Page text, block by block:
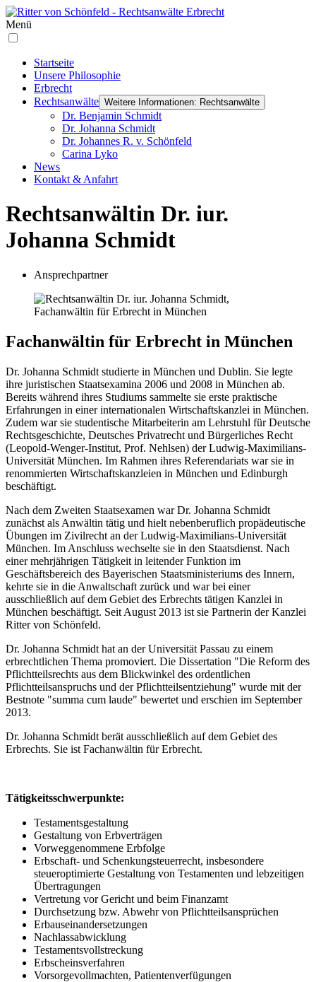
Menü
Startseite
Unsere Philosophie
Erbrecht
Rechtsanwälte Weitere Informationen: Rechtsanwälte
Dr. Benjamin Schmidt
Dr. Johanna Schmidt
Dr. Johannes R. v. Schönfeld
Carina Lyko
News
Kontakt & Anfahrt
Rechtsanwältin Dr. iur.
Johanna Schmidt
Ansprechpartner
Fachanwältin für Erbrecht in München
Dr. Johanna Schmidt studierte in München und Dublin. Sie legte
ihre juristischen Staatsexamina 2006 und 2008 in München ab.
Bereits während ihres Studiums sammelte sie erste praktische
Erfahrungen in einer internationalen Wirtschaftskanzlei in München.
Zudem war sie studentische Mitarbeiterin am Lehrstuhl für Deutsche
Rechtsgeschichte, Deutsches Privatrecht und Bürgerliches Recht
(Leopold-Wenger-Institut, Prof. Nehlsen) der Ludwig-Maximilians-
Universität München. Im Rahmen ihres Referendariats war sie in
renommierten Wirtschaftskanzleien in München und Edinburgh
beschäftigt.
Nach dem Zweiten Staatsexamen war Dr. Johanna Schmidt
zunächst als Anwältin tätig und hielt nebenberuflich propädeutische
Übungen im Zivilrecht an der Ludwig-Maximilians-Universität
München. Im Anschluss wechselte sie in den Staatsdienst. Nach
einer mehrjährigen Tätigkeit in leitender Funktion im
Geschäftsbereich des Bayerischen Staatsministeriums des Innern,
kehrte sie in die Anwaltschaft zurück und war bei einer
ausschließlich auf dem Gebiet des Erbrechts tätigen Kanzlei in
München beschäftigt. Seit August 2013 ist sie Partnerin der Kanzlei
Ritter von Schönfeld.
Dr. Johanna Schmidt hat an der Universität Passau zu einem
erbrechtlichen Thema promoviert. Die Dissertation "Die Reform des
Pflichtteilsrechts aus dem Blickwinkel des ordentlichen
Pflichtteilsanspruchs und der Pflichtteilsentziehung" wurde mit der
Bestnote "summa cum laude" bewertet und erschien im September
2013.
Dr. Johanna Schmidt berät ausschließlich auf dem Gebiet des
Erbrechts. Sie ist Fachanwältin für Erbrecht.
Tätigkeitsschwerpunkte:
Testamentsgestaltung
Gestaltung von Erbverträgen
Vorweggenommene Erbfolge
Erbschaft- und Schenkungsteuerrecht, insbesondere
steueroptimierte Gestaltung von Testamenten und lebzeitigen
Übertragungen
Vertretung vor Gericht und beim Finanzamt
Durchsetzung bzw. Abwehr von Pflichtteilsansprüchen
Erbauseinandersetzungen
Nachlassabwicklung
Testamentsvollstreckung
Erbscheinsverfahren
Vorsorgevollmachten, Patientenverfügungen